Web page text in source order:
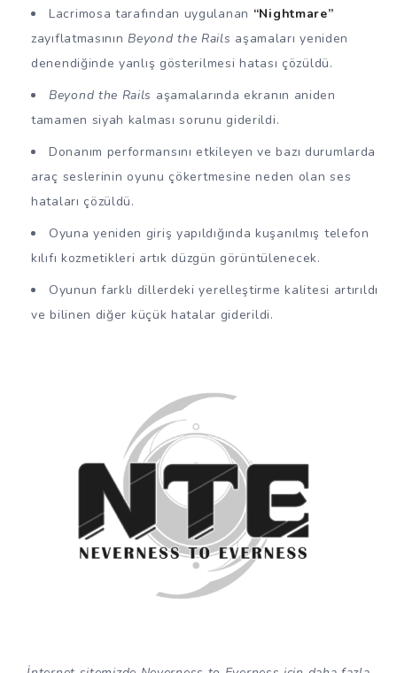
Lacrimosa tarafından uygulanan “Nightmare”
zayıflatmasınınBeyond the Rails aşamaları yeniden
denendiğinde yanlış gösterilmesi hatası çözüldü.
Beyond the Rails aşamalarında ekranın aniden
tamamen siyah kalması sorunu giderildi.
Donanım performansını etkileyen ve bazı durumlarda
araç seslerinin oyunu çökertmesine neden olan ses
hataları çözüldü.
Oyuna yeniden giriş yapıldığında kuşanılmış telefon
kılıfı kozmetikleri artık düzgün görüntülenecek.
Oyunun farklı dillerdeki yerelleştirme kalitesi artırıldı
ve bilinen diğer küçük hatalar giderildi.